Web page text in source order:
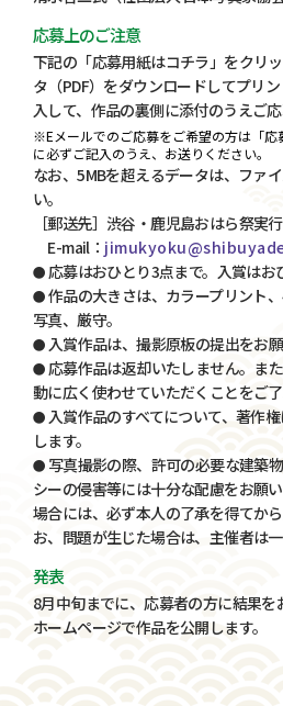
応募上のご注意
下記の「応募用紙はコチラ」をクリ
タ（PDF）をダウンロードしてプリ
入して、作品の裏側に添付のうえご応
※Eメールでのご応募をご希望の方は「応
に必ずご記入のうえ、お送りください。
なお、5MBを超えるデータは、ファ
い。
［郵送先］渋谷・鹿児島おはら祭実
E-mail：
● 応募はおひとり3点まで。入賞はお
●作品の大きさは、カラープリント
写真、厳守。
● 入賞作品は、撮影原板の提出をお願
● 応募作品は返却いたしません。ま
動に広く使わせていただくことをご了
● 入賞作品のすべてについて、著作
します。
● 写真撮影の際、許可の必要な建築
シーの侵害等には十分な配慮をお願
場合には、必ず本人の了承を得てか
お、問題が生じた場合は、主催者は
発表
8月中旬までに、応募者の方に結果を
ホームページで作品を公開します。